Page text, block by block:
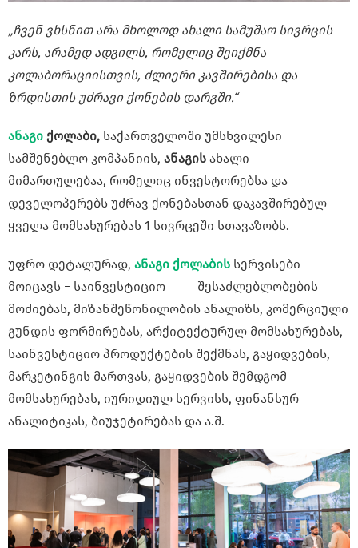
„ჩვენ ვხსნით არა მხოლოდ ახალი სამუშაო სივრცის
კარს, არამედ ადგილს, რომელიც შეიქმნა
კოლაბორაციისთვის, ძლიერი კავშირებისა და
ზრდისთის უძრავი ქონების დარგში.“
ანაგი ქოლაბი, საქართველოში უმსხვილესი
სამშენებლო კომპანიის, ანაგის ახალი
მიმართულებაა, რომელიც ინვესტორებსა და
დეველოპერებს უძრავ ქონებასთან დაკავშირებულ
ყველა მომსახურებას 1 სივრცეში სთავაზობს.
უფრო დეტალურად, ანაგი ქოლაბის სერვისები
მოიცავს − საინვესტიციო შესაძლებლობების
მოძიებას, მიზანშეწონილობის ანალიზს, კომერციული
გუნდის ფორმირებას, არქიტექტურულ მომსახურებას,
საინვესტიციო პროდუქტების შექმნას, გაყიდვების,
მარკეტინგის მართვას, გაყიდვების შემდგომ
მომსახურებას, იურიდიულ სერვისს, ფინანსურ
ანალიტიკას, ბიუჯეტირებას და ა.შ.